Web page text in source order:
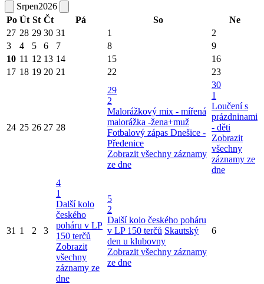
Srpen2026
Po Út St Čt Pá So
Ne
27 28 29 30 31 1
2
3
4 5 6 7 8
9
10 11 12 13 14 15
16
17 18 19 20 21 22 23
24 25 26 27 28
29
2
Malorážkový mix - mířená
malorážka -žena+muž
Fotbalový zápas Dnešice -
Předenice
Zobrazit všechny záznamy
ze dne
30
1
Loučení s
prázdninami
- děti
Zobrazit
všechny
záznamy ze
dne
31 1 2 3
4
1
Další kolo
českého
poháru v LP
150 terčů
Zobrazit
všechny
záznamy ze
dne
5
2
Další kolo českého poháru
v LP 150 terčů Skautský
den u klubovny
Zobrazit všechny záznamy
ze dne
6